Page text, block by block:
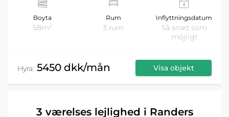
Boyta
58m2
Rum
3 rum
Inflyttningsdatum
Så snart som
möjligt
Hyra: 5450 dkk/mån Visa objekt
3 værelses lejlighed i Randers